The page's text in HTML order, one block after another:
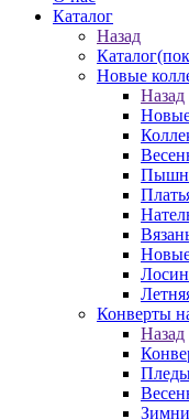
Каталог
Назад
Каталог
Новые
Назад
Конверты
Назад